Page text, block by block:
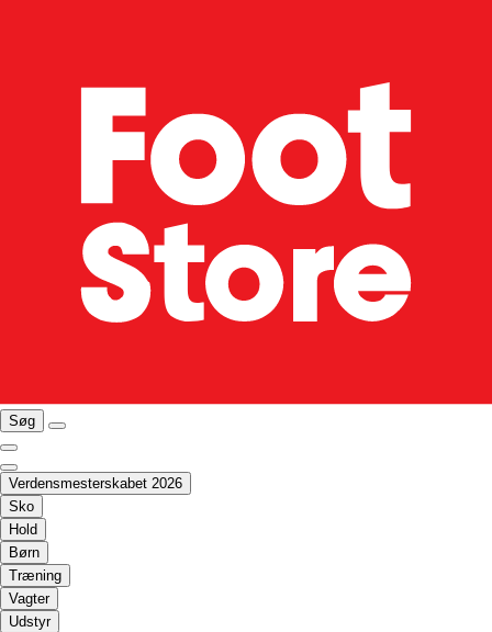
Søg
Verdensmesterskabet 2026
Sko
Hold
Børn
Træning
Vagter
Udstyr